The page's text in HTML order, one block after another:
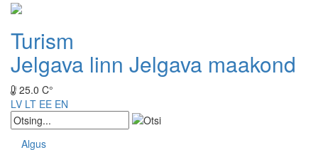
Turism
Jelgava linn Jelgava maakond
25.0 C°
LV LT EE EN
Algus